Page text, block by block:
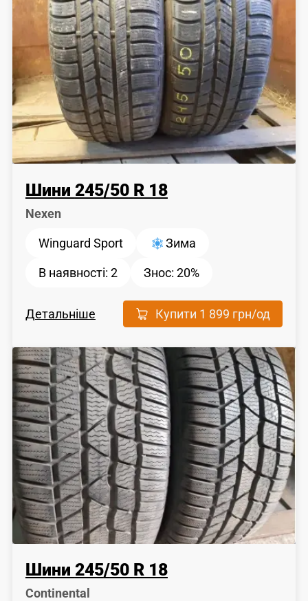
Шини 245/50 R 18
Nexen
Winguard Sport Зима
В наявності: 2 Знос:20%
Детальніше Купити 1 899 грн/од
Шини 245/50 R 18
Сontinental